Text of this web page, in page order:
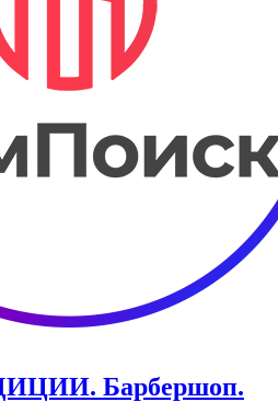
Барбершоп.